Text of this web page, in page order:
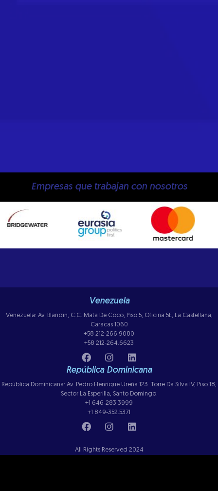
Empresas que trabajan con nosotros
Venezuela
Venezuela: Av. Blandin, C.C. Mata De Coco, Piso 5, Oficina 5E, La Castellana,
Caracas 1060
+58 212-266.9080
+58 212-264.6623
República Dominicana
República Dominicana: Av. Pedro Henrique Ureña 123. Torre Da Silva IV, Piso 18,
Sector La Esperilla, Santo Domingo.
+1 646-283.3999
+1 849-352.5371
All Rights Reserved 2024